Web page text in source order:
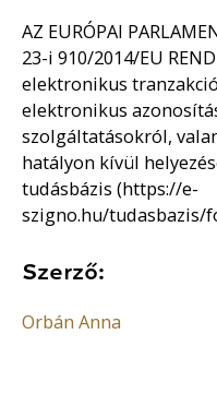
AZ EURÓPAI
23-i 910/2014/EU
elektronikus
elektronikus
szolgáltatásokról,
hatályon kívül
tudásbázis (https://e-
szigno.hu/
Szerző:
Orbán Anna